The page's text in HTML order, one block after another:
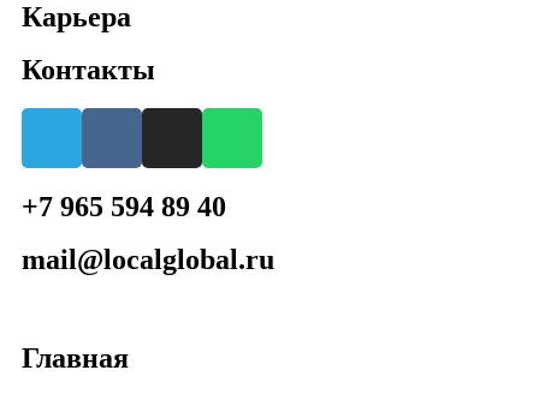
Карьера
Контакты
+7 965 594 89 40
mail@localglobal.ru
Главная